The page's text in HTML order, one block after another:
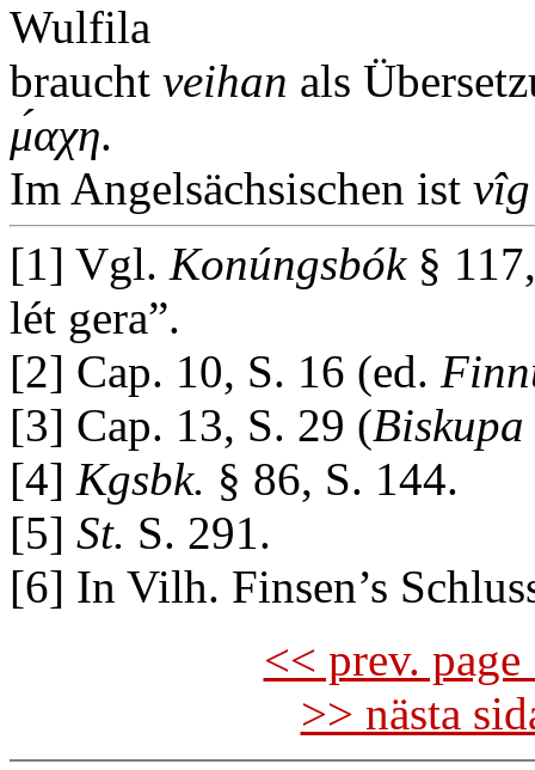
Wulfila
braucht veihan als
μ́αχη.
Im Angelsächsischen ist vîg
[1] Vgl. Konúngsbók§
lét gera”.
[2] Cap. 10, S. 16 (ed.
[3] Cap. 13, S. 29 (
[4] Kgsbk. § 86, S. 144.
[5] St. S. 291.
[6] In Vilh. Finsen’s
<< prev.
>> nästa